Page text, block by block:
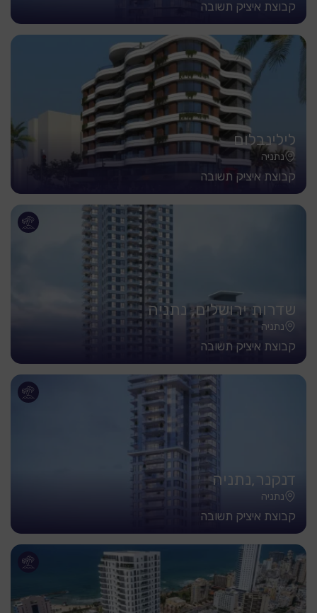
קבוצת איציק תשובה
לילינבלום
נתניה
קבוצת איציק תשובה
שדרות ירושלים, נתניה
נתניה
קבוצת איציק תשובה
דנקנר,נתניה
נתניה
קבוצת איציק תשובה